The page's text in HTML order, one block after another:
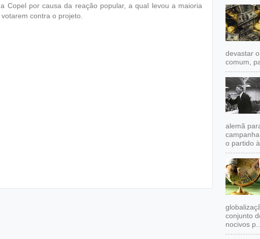
Copel por causa da reação popular, a qual levou a maioria
contra o projeto.
devastar
comum,
alemã
o partido
conjunto
nocivos